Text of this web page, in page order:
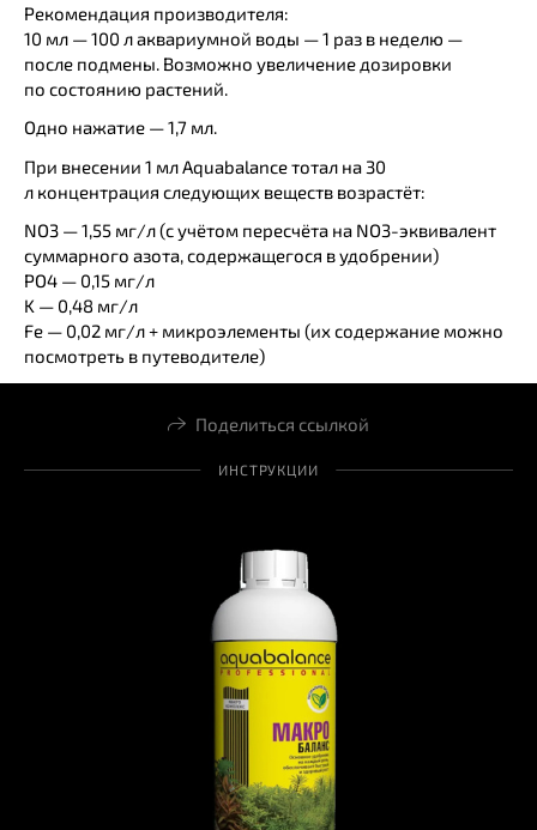
Рекомендация производителя:
10 мл — 100 л аквариумной воды — 1 раз в неделю —
после подмены. Возможно увеличение дозировки
по состоянию растений.
Одно нажатие — 1,7 мл.
При внесении 1 мл Aquabalance тотал на 30
л концентрация следующих веществ возрастёт:
NO3 — 1,55 мг/л (с учётом пересчёта на NO3-эквивалент
суммарного азота, содержащегося в удобрении)
PO4 — 0,15 мг/л
K — 0,48 мг/л
Fe — 0,02 мг/л + микроэлементы (их содержание можно
посмотреть в путеводителе)
Поделиться ссылкой
ИНСТРУКЦИИ